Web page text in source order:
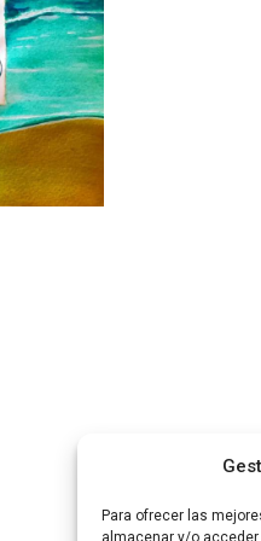
Para ofrecer las
almacenar y/o